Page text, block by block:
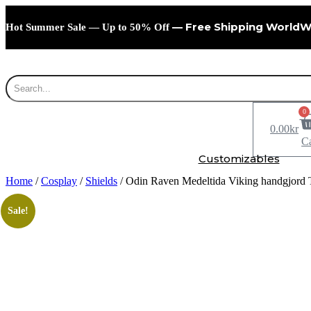
to
Hot Summer Sale — Up to 50% Off— Free Shipping
0.00kr
0
Customizables
Home /Cosplay / Shields / Odin Raven Medeltida Viking handgjord
Sale!